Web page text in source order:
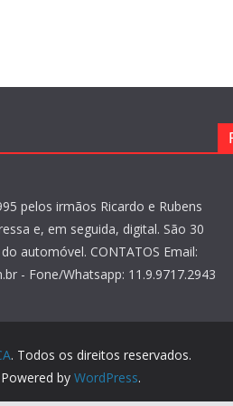
pelos irmãos Ricardo e Rubens
e, em seguida, digital. São 30
automóvel. CONTATOS Email:
- Fone/Whatsapp: 11.9.9717.2943
. Todos os direitos reservados.
by WordPress.